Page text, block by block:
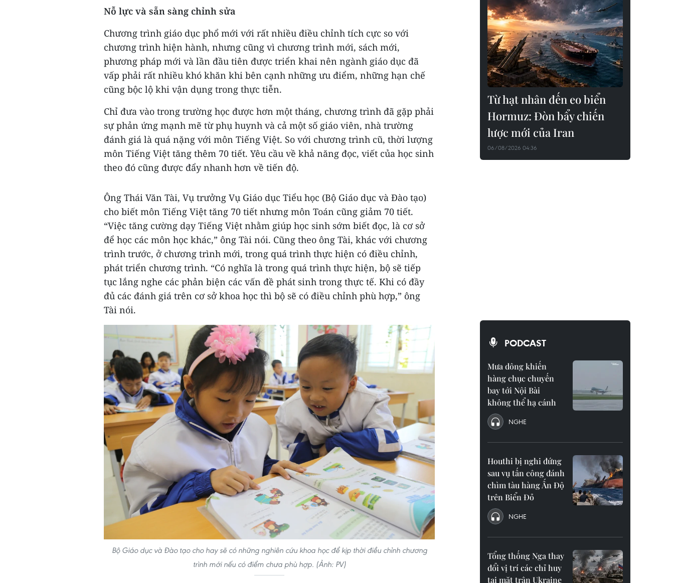
Nỗ lực và sẵn sàng chỉnh sửa
Chương trình giáo dục phổ mới với rất nhiều điều chỉnh tích cực so với
chương trình hiện hành, nhưng cũng vì chương trình mới, sách mới,
phương pháp mới và lần đầu tiên được triển khai nên ngành giáo dục đã
vấp phải rất nhiều khó khăn khi bên cạnh những ưu điểm, những hạn chế
cũng bộc lộ khi vận dụng trong thực tiễn.
Chỉ đưa vào trong trường học được hơn một tháng, chương trình đã gặp phải
sự phản ứng mạnh mẽ từ phụ huynh và cả một số giáo viên, nhà trường
đánh giá là quá nặng với môn Tiếng Việt. So với chương trình cũ, thời lượng
môn Tiếng Việt tăng thêm 70 tiết. Yêu cầu về khả năng đọc, viết của học sinh
theo đó cũng được đẩy nhanh hơn về tiến độ.
Ông Thái Văn Tài, Vụ trưởng Vụ Giáo dục Tiểu học (Bộ Giáo dục và Đào tạo)
cho biết môn Tiếng Việt tăng 70 tiết nhưng môn Toán cũng giảm 70 tiết.
“Việc tăng cường dạy Tiếng Việt nhằm giúp học sinh sớm biết đọc, là cơ sở
để học các môn học khác,” ông Tài nói. Cũng theo ông Tài, khác với chương
trình trước, ở chương trình mới, trong quá trình thực hiện có điều chỉnh,
phát triển chương trình. “Có nghĩa là trong quá trình thực hiện, bộ sẽ tiếp
tục lắng nghe các phản biện các vấn đề phát sinh trong thực tế. Khi có đầy
đủ các đánh giá trên cơ sở khoa học thì bộ sẽ có điều chỉnh phù hợp,” ông
Tài nói.
Bộ Giáo dục và Đào tạo cho hay sẽ có những nghiên cứu khoa học để kịp thời điều chỉnh chương
trình mới nếu có điểm chưa phù hợp. (Ảnh: PV)
Từ hạt nhân đến eo biển
Hormuz: Đòn bẩy chiến
lược mới của Iran
06/08/2026 04:36
PODCAST
Mưa dông khiến
hàng chục chuyến
bay tới Nội Bài
không thể hạ cánh
NGHE
Houthi bị nghi đứng
sau vụ tấn công đánh
chìm tàu hàng Ấn Độ
trên Biển Đỏ
NGHE
Tổng thống Nga thay
đổi vị trí các chỉ huy
tại mặt trận Ukraine